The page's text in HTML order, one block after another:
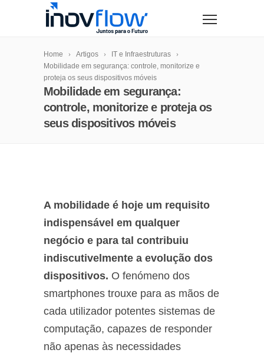
Home Artigos
IT e Infraestruturas
Mobilidade em segurança: controle, monitorize e
proteja os seus dispositivos móveis
Mobilidade em segurança:
controle, monitorize e proteja os
seus dispositivos móveis
A mobilidade é hoje um requisito
indispensável em qualquer
negócio e para tal contribuiu
indiscutivelmente a evolução dos
dispositivos. O fenómeno dos
smartphones trouxe para as mãos de
cada utilizador potentes sistemas de
computação, capazes de responder
não apenas às necessidades